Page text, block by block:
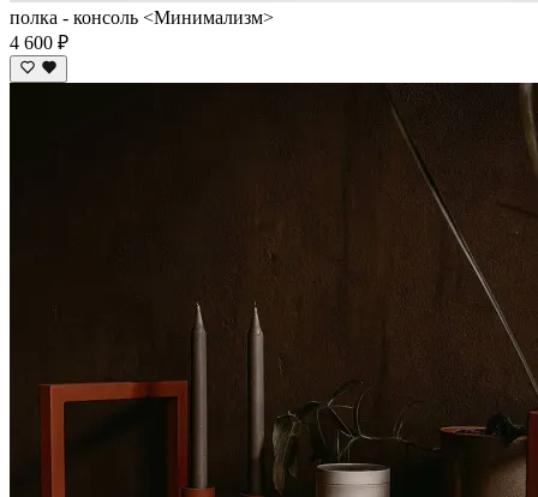
полка - консоль <Минимализм>
4 600 ₽